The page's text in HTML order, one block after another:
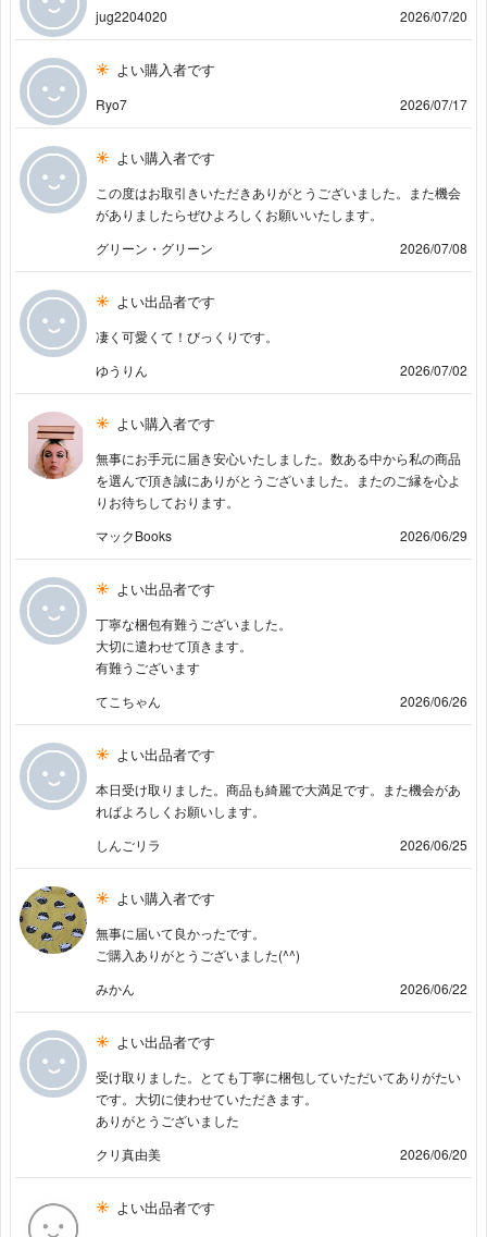
jug2204020 2026/07/20
よい購入者です
Ryo7 2026/07/17
よい購入者です
この度はお取引きいただきありがとうございました。また機会
がありましたらぜひよろしくお願いいたします。
グリーン・グリーン
2026/07/08
よい出品者です
凄く可愛くて！びっくりです。
ゆうりん
2026/07/02
よい購入者です
無事にお手元に届き安心いたしました。数ある中から私の商品
を選んで頂き誠にありがとうございました。またのご縁を心よ
りお待ちしております。
マックBooks
2026/06/29
よい出品者です
丁寧な梱包有難うございました。
大切に遣わせて頂きます。
有難うございます
てこちゃん
2026/06/26
よい出品者です
本日受け取りました。商品も綺麗で大満足です。また機会があ
ればよろしくお願いします。
しんごリラ
2026/06/25
よい購入者です
無事に届いて良かったです。
ご購入ありがとうございました(^^)
みかん
2026/06/22
よい出品者です
受け取りました。とても丁寧に梱包していただいてありがたい
です。大切に使わせていただきます。
ありがとうございました
クリ真由美
2026/06/20
よい出品者です